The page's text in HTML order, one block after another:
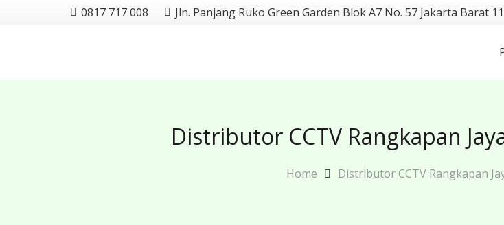
0817 717 008 Jln. Panjang Ruko Green Garden Blok A7 No. 57 Jakarta Barat
Distributor CCTV Rangkapan
Home Distributor CCTV Rangkapan